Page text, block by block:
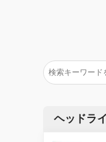
ヘッドラ